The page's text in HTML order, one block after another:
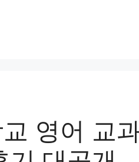
영어 교